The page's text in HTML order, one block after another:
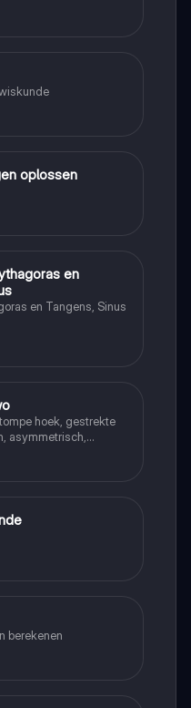
oplossen
en
en Tangens, Sinus
hoek, gestrekte
asymmetrisch,
berekenen